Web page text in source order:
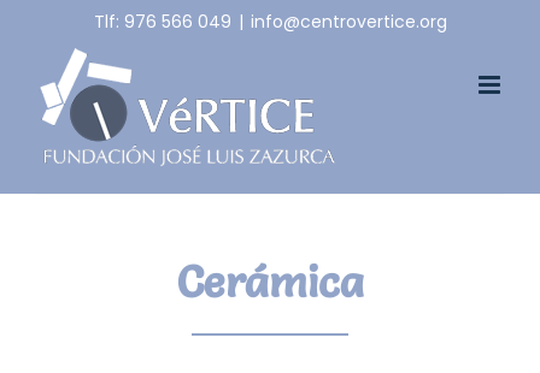
content
Tlf: 976 566 049 | info@centrovertice.org
Cerámica